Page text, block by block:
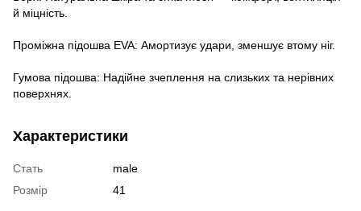
й міцність.
Проміжна підошва EVA: Амортизує удари, зменшує втому ніг.
Гумова підошва: Надійне зчеплення на слизьких та нерівних
поверхнях.
Характеристики
Стать
male
Розмір
41